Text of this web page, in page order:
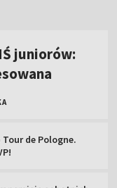
sobotnich
[NA ŻYWO].